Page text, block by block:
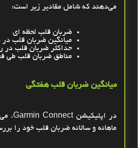
می‌دهند که شامل مقادیر زیر است:
ضربان قلب لحظه ‌ای
میانگین ضربان قلب در
حداکثر ضربان قلب در
مناطق ضربان قلب طی
میانگین ضربان قلب هفتگی
در اپلیکیشنGarmin Connect،
ماهانه و سالانه ضربان قلب خود را